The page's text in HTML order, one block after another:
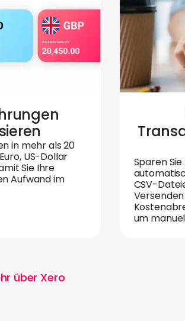
in mehr als 20
US-Dollar
Sie Ihre
Aufwand im
Sparen
CSV-
um
über Xero